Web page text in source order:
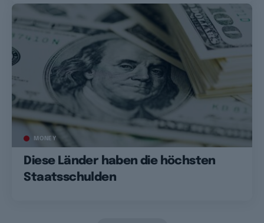
MONEY
Diese Länder haben die höchsten
Staatsschulden